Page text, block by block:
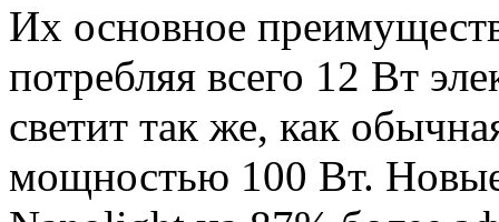
Их основное
потребляя всего 12 Вт
светит так же, как
мощностью 100 Вт.